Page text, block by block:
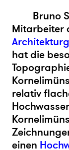
Bruno
Mitarbeiter
hat die
relativ
einen